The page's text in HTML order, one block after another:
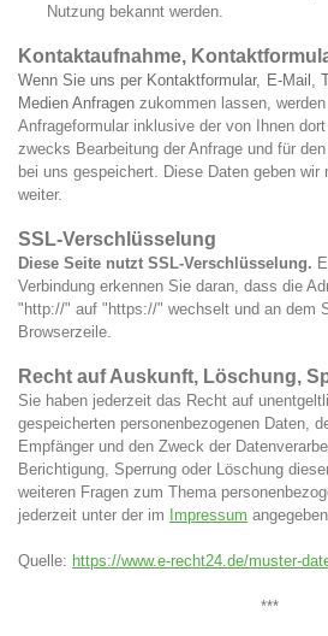
Nutzung bekannt werden.
Kontaktaufnahme,
Wenn Sie uns per Kontaktformular, E-Mail,
Medien Anfragen zukommen lassen,
Anfrageformular inklusive der von Ihnen
zwecks Bearbeitung der Anfrage und für
bei uns gespeichert. Diese Daten geben
weiter.
SSL-Verschlüsselung
Diese Seite nutzt SSL-Verschlüsselung.
Verbindung erkennen Sie daran, dass die
"http://" auf "https://" wechselt und an dem
Browserzeile.
Recht auf Auskunft, Löschung,
Sie haben jederzeit das Recht auf
gespeicherten personenbezogenen Daten,
Empfänger und den Zweck der
Berichtigung, Sperrung oder Löschung
weiteren Fragen zum Thema
jederzeit unter der im
Impressum
Quelle: https://www.e-recht24.de/muster-
***